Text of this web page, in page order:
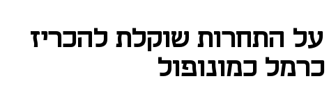
התחרות שוקלת להכריז
כמונופול